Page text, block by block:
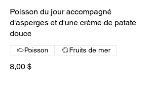
Poisson du jour accompagné
d'asperges et d'une crème de patate
douce
8,00 $
Poisson Fruits de mer